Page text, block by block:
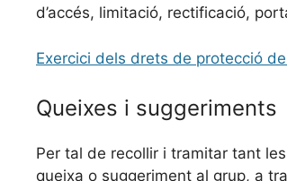
d’accés, limitació, rectificació,
Exercici dels drets de protecció
Queixes i suggeriments
Per tal de recollir i tramitar tant
queixa o suggeriment al grup, a